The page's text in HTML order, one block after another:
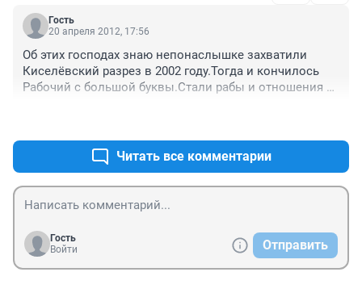
с нулями напутал, а то их так много?!
Гость
20 апреля 2012, 17:56
Об этих господах знаю непонаслышке захватили
Киселёвский разрез в 2002 году.Тогда и кончилось
Рабочий с большой буквы.Стали рабы и отношения
Читать все комментарии
Гость
Войти
Отправить